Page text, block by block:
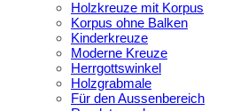
Holzkreuze mit Korpus
Korpus ohne Balken
Kinderkreuze
Moderne Kreuze
Herrgottswinkel
Holzgrabmale
Für den Aussenbereich